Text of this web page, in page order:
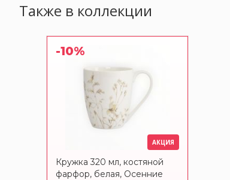
Также в коллекции
-10%
АКЦИЯ
Кружка 320 мл, костяной
фарфор, белая, Осенние